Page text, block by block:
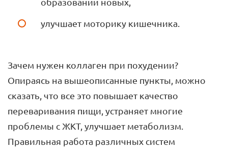
улучшает моторику кишечника.
Зачем нужен коллаген при похудении?
Опираясь на вышеописанные пункты, можно
сказать, что все это повышает качество
переваривания пищи, устраняет многие
проблемы с ЖКТ, улучшает метаболизм.
Правильная работа различных систем